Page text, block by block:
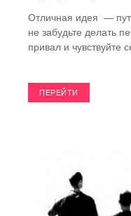
Отличная идея —
не забудьте делать
привал и чувствуйте
ПЕРЕЙТИ